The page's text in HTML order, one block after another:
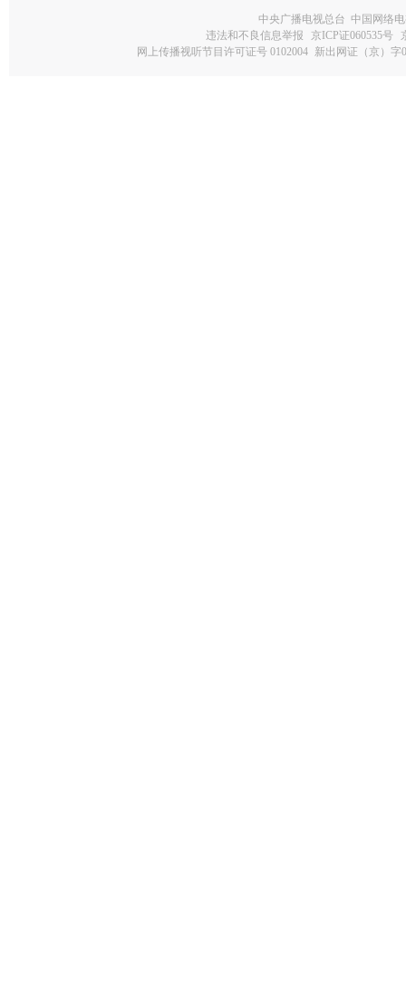
中央广播电视总台 中国网络
违法和不良信息举报
京ICP证060535号
网上传播视听节目许可证号 0102004 新出网证（京）